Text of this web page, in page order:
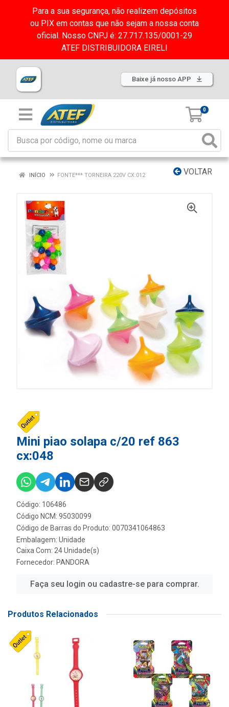
Para a sua segurança, não realizem depósitos
ou PIX em contas que não sejam a nossa conta
oficial. Nosso CNPJ é: 27.717.135/0001-29
ATEF DISTRIBUIDORA EIRELI
Baixe já nosso APP
0
VOLTAR
INÍCIO FONTE*** TORNEIRA 220V CX:012
Mini piao solapa c/20 ref 863
cx:048
Código: 106486
Código NCM: 95030099
Código de Barras do Produto: 0070341064863
Embalagem: Unidade
Caixa Com: 24 Unidade(s)
Fornecedor: PANDORA
Faça seu login ou cadastre-se para comprar.
Produtos Relacionados